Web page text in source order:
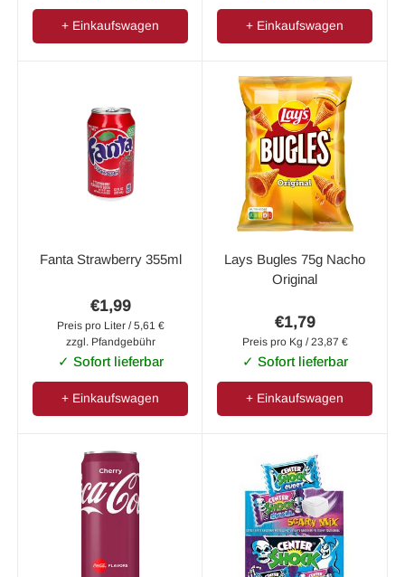
+ Einkaufswagen + Einkaufswagen
Fanta Strawberry 355ml
€1,99
Preis pro Liter / 5,61 €
zzgl. Pfandgebühr
✓ Sofort lieferbar
+ Einkaufswagen
Lays Bugles 75g Nacho
Original
€1,79
Preis pro Kg / 23,87 €
✓ Sofort lieferbar
+ Einkaufswagen